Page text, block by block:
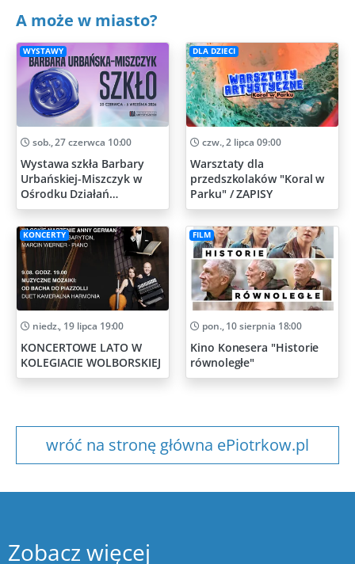
A może w miasto?
WYSTAWY
sob., 27 czerwca 10:00
Wystawa szkła Barbary
Urbańskiej-Miszczyk w
Ośrodku Działań
Artystycznych
DLA DZIECI
czw., 2 lipca 09:00
Warsztaty dla
przedszkolaków "Koral w
Parku" / ZAPISY
KONCERTY
niedz., 19 lipca 19:00
KONCERTOWE LATO W
KOLEGIACIE WOLBORSKIEJ
FILM
pon., 10 sierpnia 18:00
Kino Konesera "Historie
równoległe"
wróć na stronę główna ePiotrkow.pl
Zobacz więcej